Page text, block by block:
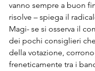
vanno sempre a buon
risolve – spiega il
Magi- se si osserva il
dei pochi consiglieri
della votazione, corrono
freneticamente tra i